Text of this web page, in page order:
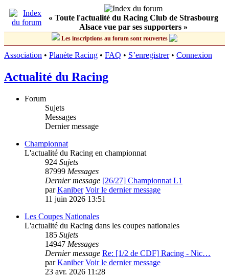
« Toute l'actualité du Racing Club de Strasbourg
Alsace vue par ses supporters »
Les inscriptions au forum sont rouvertes
Association • Planète Racing • FAQ • S’enregistrer• Connexion
Actualité du Racing
Forum
Sujets
Messages
Dernier message
Championnat
L'actualité du Racing en championnat
924 Sujets
87999 Messages
Dernier message [26/27] Championnat L1
parKaniber Voir le dernier message
11 juin 2026 13:51
Les Coupes Nationales
L'actualité du Racing dans les coupes nationales
185 Sujets
14947 Messages
Dernier message Re: [1/2 de CDF] Racing - Nic…
parKaniber Voir le dernier message
23 avr. 2026 11:28